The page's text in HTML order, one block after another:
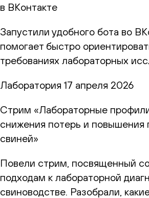
в ВКонтакте
Запустили удобного бота во
помогает быстро
требованиях лабораторных
Лаборатория 17 апреля 2026
Стрим «Лабораторные
снижения потерь и повышения
свиней»
Повели стрим, посвященный
подходам к лабораторной
свиноводстве. Разобрали,